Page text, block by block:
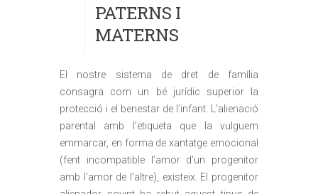
PATERNS I
MATERNS
El nostre sistema de dret de família
consagra com un bé jurídic superior la
protecció i el benestar de l’infant. L’alienació
parental amb l’etiqueta que la vulguem
emmarcar, en forma de xantatge emocional
(fent incompatible l’amor d’un progenitor
amb l’amor de l’altre), existeix. El progenitor